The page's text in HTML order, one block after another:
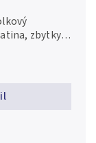
zbytky